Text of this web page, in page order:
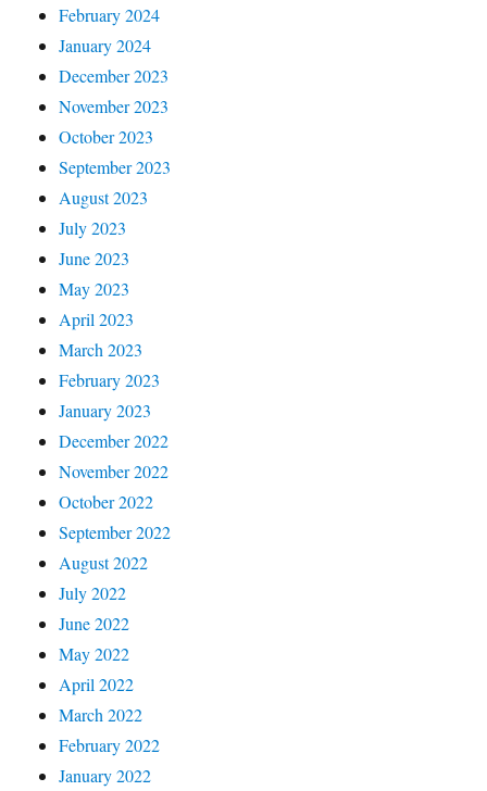
February 2024
January 2024
December 2023
November 2023
October 2023
September 2023
August 2023
July 2023
June 2023
May 2023
April 2023
March 2023
February 2023
January 2023
December 2022
November 2022
October 2022
September 2022
August 2022
July 2022
June 2022
May 2022
April 2022
March 2022
February 2022
January 2022